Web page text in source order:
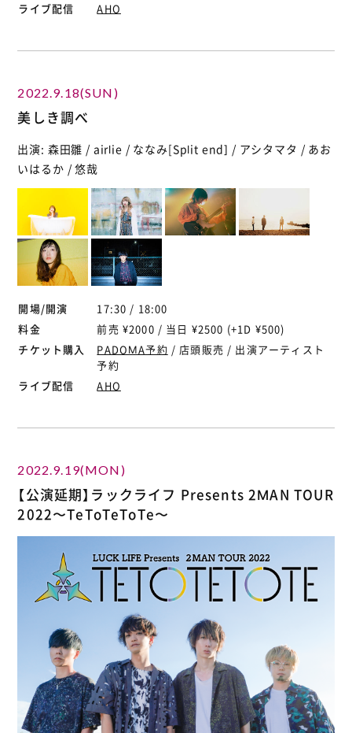
ライブ配信
AHO
2022.9.18(SUN)
美しき調べ
出演: 森田雛 / airlie / ななみ[Split end] / アシタマタ / あお
いはるか / 悠哉
開場/開演
17:30 / 18:00
料金
前売 ¥2000 / 当日 ¥2500 (+1D ¥500)
チケット購入
PADOMA予約 / 店頭販売 / 出演アーティスト
予約
ライブ配信
AHO
2022.9.19(MON)
【公演延期】ラックライフ Presents 2MAN TOUR
2022〜TeToTeToTe〜